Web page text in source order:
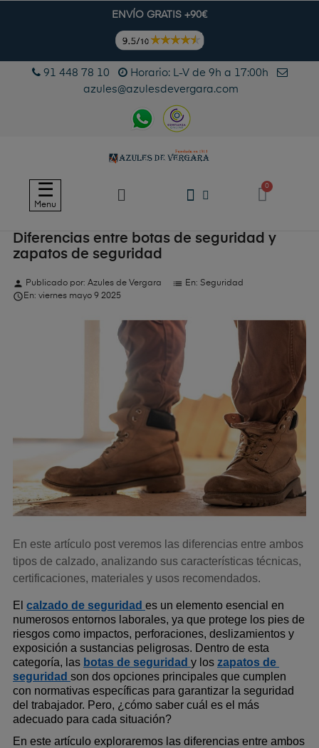
ENVÍO GRATIS +90€
91 448 78 10
Horario: L-V de 9h a 17:00h
azules@azulesdevergara.com
Navegación
de
palanca
☰
Menu
Diferencias entre botas de seguridad y
zapatos de seguridad
person Publicado por: Azules de Vergara list En: Seguridad
 En: viernes mayo 9 2025
En este artículo post veremos las diferencias entre ambos
tipos de calzado, analizando sus características técnicas,
certificaciones, materiales y usos recomendados.
El calzado de seguridad es un elemento esencial en
numerosos entornos laborales, ya que protege los pies de
riesgos como impactos, perforaciones, deslizamientos y
exposición a sustancias peligrosas. Dentro de esta
categoría, las botas de seguridad y los zapatos de
seguridad son dos opciones principales que cumplen
con normativas específicas para garantizar la seguridad
del trabajador. Pero, ¿cómo saber cuál es el más
adecuado para cada situación?
En este artículo exploraremos las diferencias entre ambos